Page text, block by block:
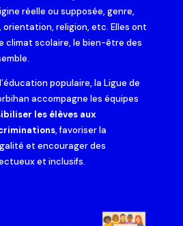
réelle ou supposée, genre,
religion, etc. Elles ont
climat scolaire, le bien-être des
populaire, la Ligue de
accompagne les équipes
les élèves aux
, favoriser la
et encourager des
et inclusifs.